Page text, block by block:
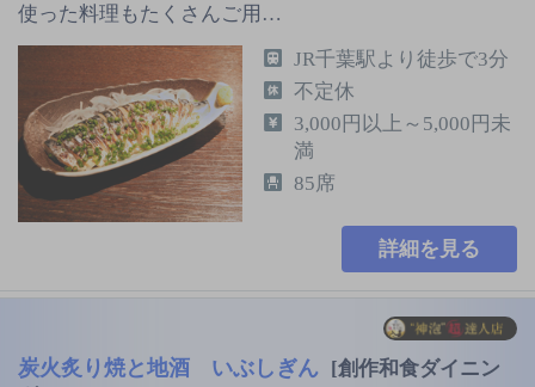
使った料理もたくさんご用…
JR千葉駅より徒歩で3分
不定休
3,000円以上～5,000円未
満
85席
詳細を見る
炭火炙り焼と地酒 いぶしぎん
[創作和食ダイニン